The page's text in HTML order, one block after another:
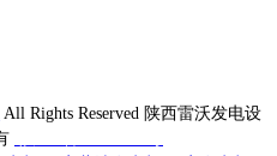
All Rights Reserved 陕西雷沃发电设